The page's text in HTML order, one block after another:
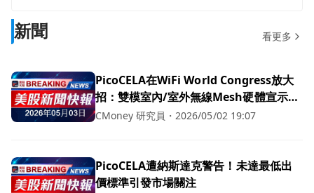
新聞 看更多
PicoCELA在WiFi World Congress放大
招：雙模室內/室外無線Mesh硬體宣示
「免布線、覆蓋無縫」企業網路革命
CMoney 研究員 ・ 2026/05/02 19:07
PicoCELA遭納斯達克警告！未達最低出
價標準引發市場關注